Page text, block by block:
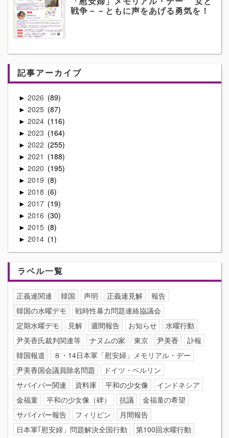
戦争－－ともに声をあげる勇気を！
記事アーカイブ
► 2026 89
► 2025 87
► 2024 116
► 2023 164
► 2022 255
► 2021 188
► 2020 195
► 2019 8
► 2018 6
► 2017 19
► 2016 30
► 2015 8
► 2014 1
ラベル一覧
正義連関連 韓国 声明 正義連見解
報告
韓国の水曜デモ
戦時性暴力問題連絡協議会
定期水曜デモ
見解 週間報告 お知らせ
水曜行動
尹美香氏裁判関連等
ナヌムの家 東京 尹美香
訃報
韓国報道
８・14日本軍「慰安婦」メモリアル・デー
尹美香国会議員除名問題
ドイツ・ベルリン
サバイバー関連
資料庫 平和の少女像
インドネシア
金福童
平和の少女像（碑） 抗議
金福童の希望
サバイバー報告
フィリピン
月間報告
日本軍｢慰安婦」問題解決全国行動
第100回水曜行動